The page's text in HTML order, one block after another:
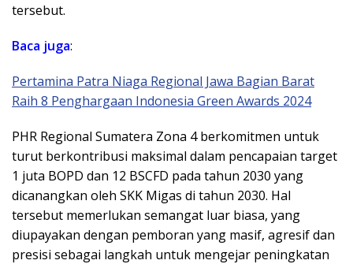
tersebut.
Baca juga:
Pertamina Patra Niaga Regional Jawa Bagian Barat
Raih 8 Penghargaan Indonesia Green Awards 2024
PHR Regional Sumatera Zona 4 berkomitmen untuk
turut berkontribusi maksimal dalam pencapaian target
1 juta BOPD dan 12 BSCFD pada tahun 2030 yang
dicanangkan oleh SKK Migas di tahun 2030. Hal
tersebut memerlukan semangat luar biasa, yang
diupayakan dengan pemboran yang masif, agresif dan
presisi sebagai langkah untuk mengejar peningkatan